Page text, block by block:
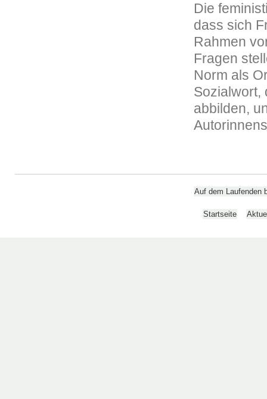
Die
dass sich
Rahmen
Fragen
Norm als
Sozialwort,
abbilden,
Auf dem Laufenden
Startseite